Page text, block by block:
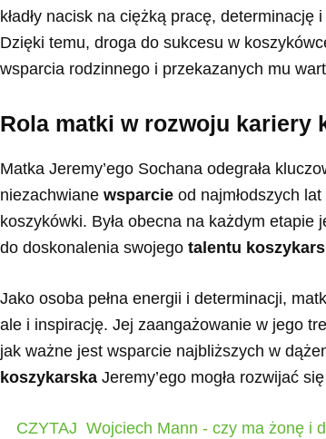
kładły nacisk na ciężką pracę, determinację
Dzięki temu, droga do sukcesu w
wsparcia rodzinnego i przekazanych mu
Rola matki w rozwoju kariery
Matka Jeremy’ego Sochana odegrała
niezachwiane wsparcie od najmłodszych
koszykówki. Była obecna na każdym etapie
do doskonalenia swojego talentu
Jako osoba pełna energii i determinacji,
ale i inspirację. Jej zaangażowanie w jego
jak ważne jest wsparcie najbliższych w
koszykarska Jeremy’ego mogła rozwijać
CZYTAJ Wojciech Mann - czy ma żonę i